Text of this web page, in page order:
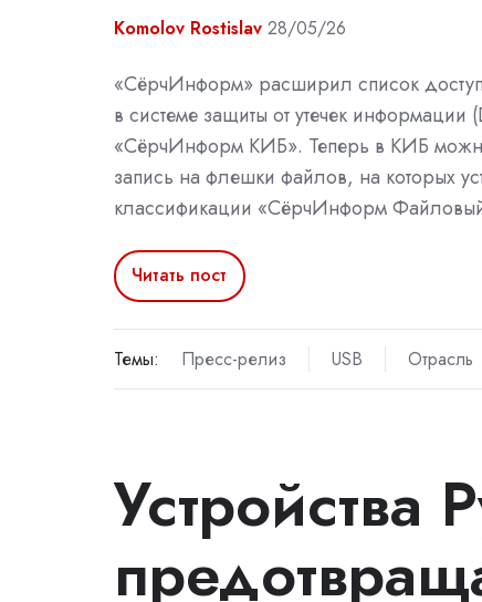
Komolov Rostislav 28/05/26
«СёрчИнформ» расширил список
в системе защиты от утечек информации
«СёрчИнформ КИБ». Теперь в КИБ
запись на флешки файлов, на которых
классификации «СёрчИнформ
Читать пост
Темы: Пресс-релиз USB Отрасль
Устройства